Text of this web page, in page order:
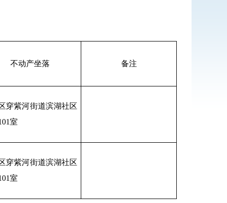
不动产坐落 备注
穿紫河街道滨湖社区
室
穿紫河街道滨湖社区
室